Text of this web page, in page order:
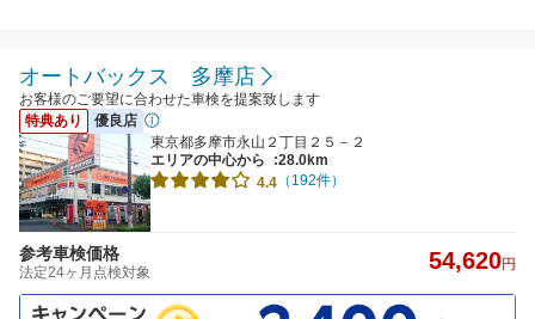
オートバックス 多摩店
お客様のご要望に合わせた車検を提案致します
特典あり
優良店
東京都多摩市永山２丁目２５－２
エリアの中心から
:28.0km
4.4 （192件）
参考車検価格
法定24ヶ月点検対象 54,620円